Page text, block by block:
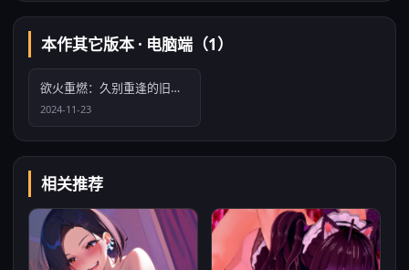
本作其它版本 · 电脑端（1）
欲火重燃：久别重逢的旧爱（My Heart Grows Fonder）v1.20 精翻汉化
2024-11-23
相关推荐